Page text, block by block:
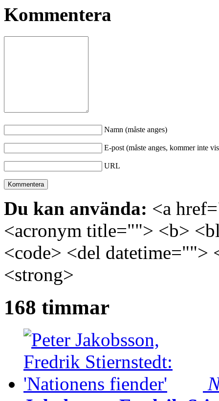
Kommentera
Namn (måste anges)
E-post (måste anges, kommer inte
URL
Du kan använda: <a
<acronym title=""> <b>
<code> <del
<strong>
168 timmar